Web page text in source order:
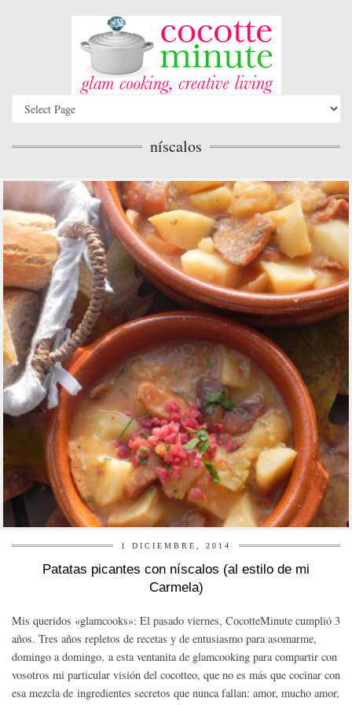
níscalos
1 DICIEMBRE, 2014
Patatas picantes con níscalos (al estilo de mi
Carmela)
Mis queridos «glamcooks»: El pasado viernes, CocotteMinute cumplió 3
años. Tres años repletos de recetas y de entusiasmo para asomarme,
domingo a domingo, a esta ventanita de glamcooking para compartir con
vosotros mi particular visión del cocotteo, que no es más que cocinar con
esa mezcla de ingredientes secretos que nunca fallan: amor, mucho amor,